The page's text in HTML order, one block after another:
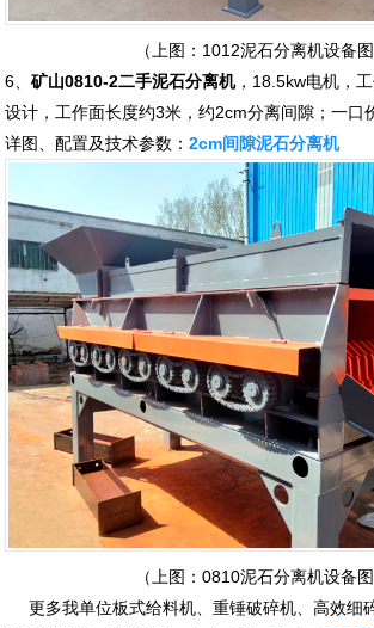
（上图：1012泥石分离机设备图
6、矿山0810-2二手泥石分离机，18.5kw电机，
设计，工作面长度约3米，约2cm分离间隙；一口
详图、配置及技术参数：2cm间隙泥石分离机
（上图：0810泥石分离机设备图
更多我单位板式给料机、重锤破碎机、高效细